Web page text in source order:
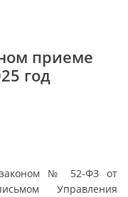
приеме
год
законом № 52-ФЗ от
Управления